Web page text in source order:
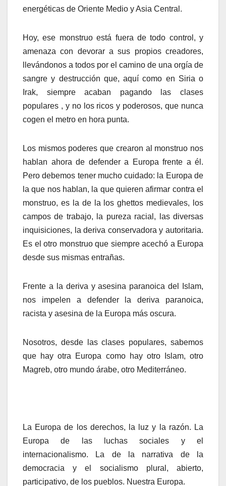
energéticas de Oriente Medio y Asia Central.
Hoy, ese monstruo está fuera de todo control, y
amenaza con devorar a sus propios creadores,
llevándonos a todos por el camino de una orgía de
sangre y destrucción que, aquí como en Siria o
Irak, siempre acaban pagando las clases
populares , y no los ricos y poderosos, que nunca
cogen el metro en hora punta.
Los mismos poderes que crearon al monstruo nos
hablan ahora de defender a Europa frente a él.
Pero debemos tener mucho cuidado: la Europa de
la que nos hablan, la que quieren afirmar contra el
monstruo, es la de la los ghettos medievales, los
campos de trabajo, la pureza racial, las diversas
inquisiciones, la deriva conservadora y autoritaria.
Es el otro monstruo que siempre acechó a Europa
desde sus mismas entrañas.
Frente a la deriva y asesina paranoica del Islam,
nos impelen a defender la deriva paranoica,
racista y asesina de la Europa más oscura.
Nosotros, desde las clases populares, sabemos
que hay otra Europa como hay otro Islam, otro
Magreb, otro mundo árabe, otro Mediterráneo.
La Europa de los derechos, la luz y la razón. La
Europa de las luchas sociales y el
internacionalismo. La de la narrativa de la
democracia y el socialismo plural, abierto,
participativo, de los pueblos. Nuestra Europa.